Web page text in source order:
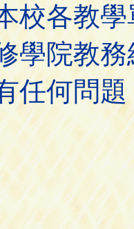
校各教
學院教
任何問